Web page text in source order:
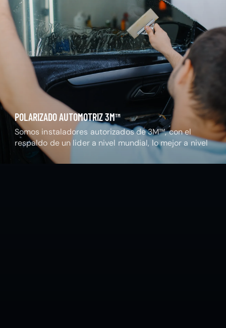
POLARIZADO AUTOMOTRIZ 3M™
Somos instaladores autorizados de 3M™, con el
respaldo de un lider a nivel mundial, lo mejor a nivel
nacional.